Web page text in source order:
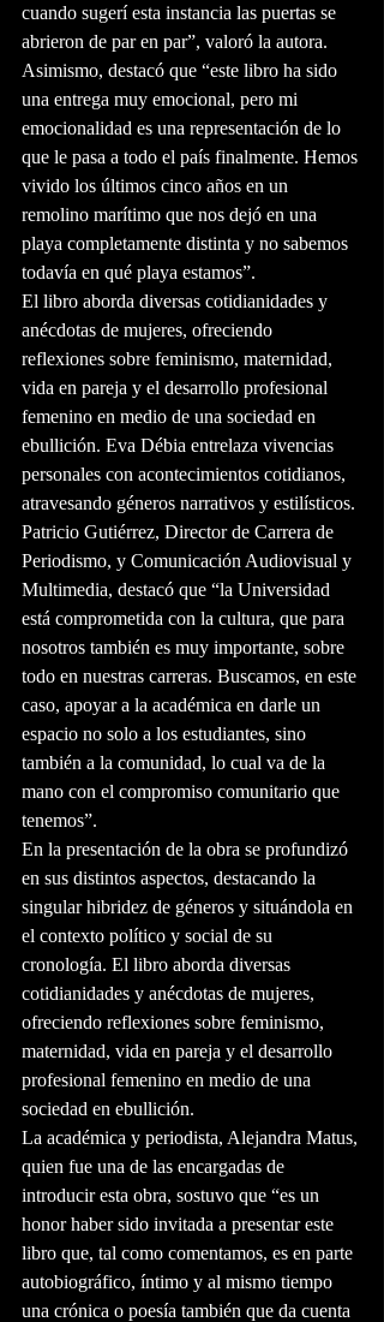
cuando sugerí esta instancia las puertas se
abrieron de par en par”, valoró la autora.
Asimismo, destacó que “este libro ha sido
una entrega muy emocional, pero mi
emocionalidad es una representación de lo
que le pasa a todo el país finalmente. Hemos
vivido los últimos cinco años en un
remolino marítimo que nos dejó en una
playa completamente distinta y no sabemos
todavía en qué playa estamos”.
El libro aborda diversas cotidianidades y
anécdotas de mujeres, ofreciendo
reflexiones sobre feminismo, maternidad,
vida en pareja y el desarrollo profesional
femenino en medio de una sociedad en
ebullición. Eva Débia entrelaza vivencias
personales con acontecimientos cotidianos,
atravesando géneros narrativos y estilísticos.
Patricio Gutiérrez, Director de Carrera de
Periodismo, y Comunicación Audiovisual y
Multimedia, destacó que “la Universidad
está comprometida con la cultura, que para
nosotros también es muy importante, sobre
todo en nuestras carreras. Buscamos, en este
caso, apoyar a la académica en darle un
espacio no solo a los estudiantes, sino
también a la comunidad, lo cual va de la
mano con el compromiso comunitario que
tenemos”.
En la presentación de la obra se profundizó
en sus distintos aspectos, destacando la
singular hibridez de géneros y situándola en
el contexto político y social de su
cronología. El libro aborda diversas
cotidianidades y anécdotas de mujeres,
ofreciendo reflexiones sobre feminismo,
maternidad, vida en pareja y el desarrollo
profesional femenino en medio de una
sociedad en ebullición.
La académica y periodista, Alejandra Matus,
quien fue una de las encargadas de
introducir esta obra, sostuvo que “es un
honor haber sido invitada a presentar este
libro que, tal como comentamos, es en parte
autobiográfico, íntimo y al mismo tiempo
una crónica o poesía también que da cuenta